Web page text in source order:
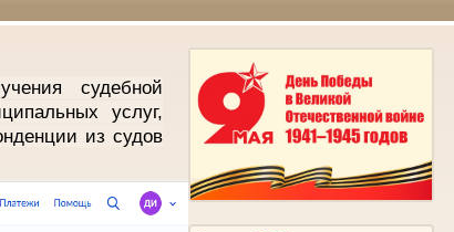
судебной
услуг,
из судов